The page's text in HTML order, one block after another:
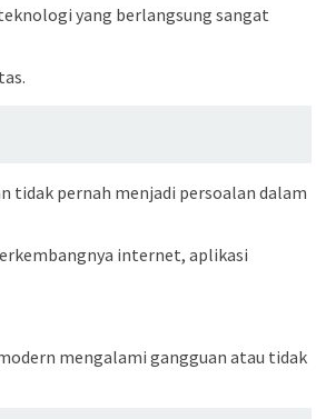
yang berlangsung sangat
tidak pernah menjadi persoalan dalam
internet, aplikasi
mengalami gangguan atau tidak